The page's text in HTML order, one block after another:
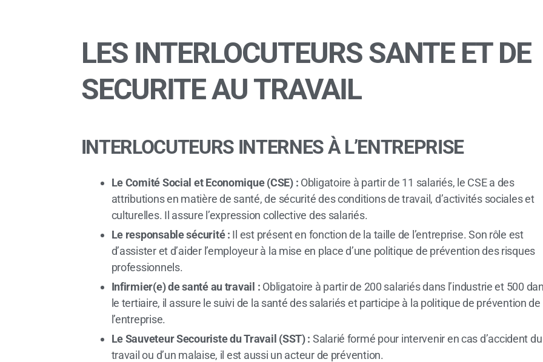
LES INTERLOCUTEURS SANTE ET DE
SECURITE AU TRAVAIL
INTERLOCUTEURS INTERNES À L’ENTREPRISE
Le Comité Social et Economique (CSE) : Obligatoire à partir de 11 salariés, le CSE a des
attributions en matière de santé, de sécurité des conditions de travail, d’activités sociales et
culturelles. Il assure l’expression collective des salariés.
Le responsable sécurité : Il est présent en fonction de la taille de l’entreprise. Son rôle est
d’assister et d’aider l’employeur à la mise en place d’une politique de prévention des risques
professionnels.
Infirmier(e) de santé au travail : Obligatoire à partir de 200 salariés dans l’industrie et 500
le tertiaire, il assure le suivi de la santé des salariés et participe à la politique de prévention de
l’entreprise.
Le Sauveteur Secouriste du Travail (SST) : Salarié formé pour intervenir en cas d’accident du
travail ou d’un malaise, il est aussi un acteur de prévention.